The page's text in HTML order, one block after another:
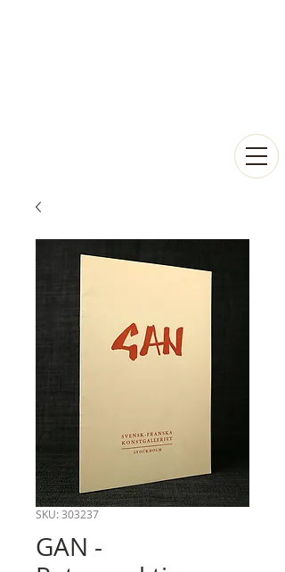
SKU: 303237
GAN -